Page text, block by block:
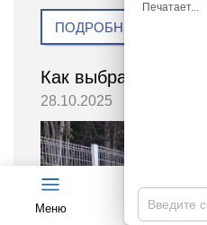
Меню Каталог
ПОДРОБНЕЕ
Как выбрать забор
28.10.2025